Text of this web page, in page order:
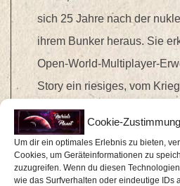
Cookie-
Um dir ein optimales Erlebnis zu bieten,
Cookies, um Geräteinformationen zu
zuzugreifen. Wenn du diesen
wie das Surfverhalten oder eindeutige IDs
sich 25 Jahre nach der
ihrem Bunker heraus. Sie
Open-World-Multiplayer-
Story ein riesiges, vom
11. April Demon’s Tilt
Grenzen des Virtual Pinball-
und Hack N‘ Slash-
überschritten.